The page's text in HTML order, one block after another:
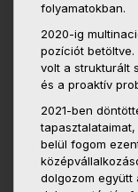
folyamatokban.
2020-ig
pozíciót
volt a strukturált
és a proaktív
2021-ben
belül fogom
dolgozom együtt